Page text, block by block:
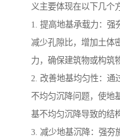
义主要体现在以下几个
1. 提高地基承载力：强
减少孔隙比，增加土体
力，确保建筑物或构筑
2. 改善地基均匀性：通
不均匀沉降问题，使地
基不均匀沉降导致的结
3. 减少地基沉降：强夯